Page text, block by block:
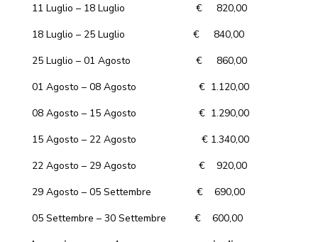
11 Luglio – 18 Luglio € 820,00
18 Luglio – 25 Luglio € 840,00
25 Luglio – 01 Agosto € 860,00
01 Agosto – 08 Agosto € 1.120,00
08 Agosto – 15 Agosto € 1.290,00
15 Agosto – 22 Agosto € 1.340,00
22 Agosto – 29 Agosto € 920,00
29 Agosto – 05 Settembre € 690,00
05 Settembre – 30 Settembre € 600,00